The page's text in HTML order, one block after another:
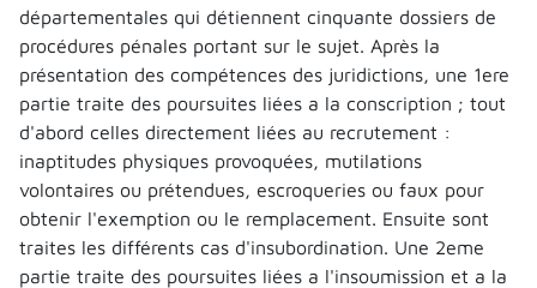
départementales qui détiennent cinquante dossiers de
procédures pénales portant sur le sujet. Après la
présentation des compétences des juridictions, une 1ere
partie traite des poursuites liées a la conscription ; tout
d'abord celles directement liées au recrutement :
inaptitudes physiques provoquées, mutilations
volontaires ou prétendues, escroqueries ou faux pour
obtenir l'exemption ou le remplacement. Ensuite sont
traites les différents cas d'insubordination. Une 2eme
partie traite des poursuites liées a l'insoumission et a la